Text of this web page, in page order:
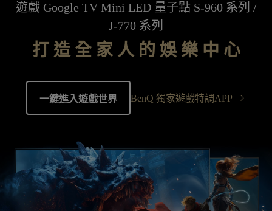
遊戲 Google TV Mini LED 量子點 S-960 系列 /
J-770 系列
打 造 全 家 人 的 娛 樂 中 心
一鍵進入遊戲世界 BenQ 獨家遊戲特調APP